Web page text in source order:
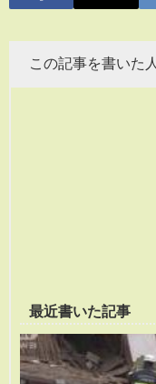
この記事を書いた人
最近書いた記事